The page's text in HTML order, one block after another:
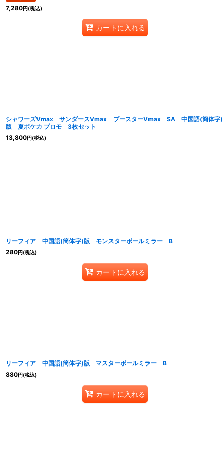
7,280円(税込)
カートに入れる
シャワーズVmax サンダースVmax ブースターVmax SA 中国語(簡体字)
版 夏ポケカ プロモ 3枚セット
13,800円(税込)
リーフィア 中国語(簡体字)版 モンスターボールミラー B
280円(税込)
カートに入れる
リーフィア 中国語(簡体字)版 マスターボールミラー B
880円(税込)
カートに入れる